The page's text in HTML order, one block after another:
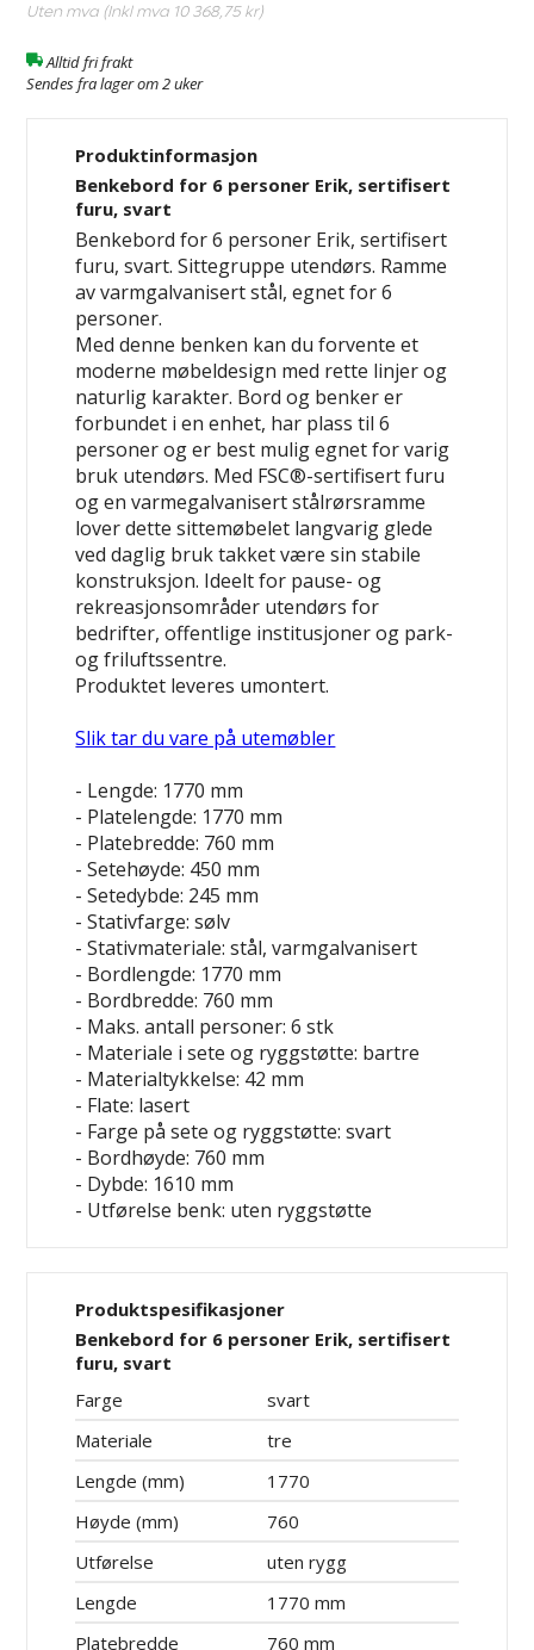
Uten mva (Inkl mva 10 368,75 kr)
Alltid fri frakt
Sendes fra lager om 2 uker
Produktinformasjon
Benkebord for 6 personer Erik, sertifisert
furu, svart
Benkebord for 6 personer Erik, sertifisert
furu, svart. Sittegruppe utendørs. Ramme
av varmgalvanisert stål, egnet for 6
personer.
Med denne benken kan du forvente et
moderne møbeldesign med rette linjer og
naturlig karakter. Bord og benker er
forbundet i en enhet, har plass til 6
personer og er best mulig egnet for varig
bruk utendørs. Med FSC®-sertifisert furu
og en varmegalvanisert stålrørsramme
lover dette sittemøbelet langvarig glede
ved daglig bruk takket være sin stabile
konstruksjon. Ideelt for pause- og
rekreasjonsområder utendørs for
bedrifter, offentlige institusjoner og park-
og friluftssentre.
Produktet leveres umontert.
Slik tar du vare på utemøbler
- Lengde: 1770 mm
- Platelengde: 1770 mm
- Platebredde: 760 mm
- Setehøyde: 450 mm
- Setedybde: 245 mm
- Stativfarge: sølv
- Stativmateriale: stål, varmgalvanisert
- Bordlengde: 1770 mm
- Bordbredde: 760 mm
- Maks. antall personer: 6 stk
- Materiale i sete og ryggstøtte: bartre
- Materialtykkelse: 42 mm
- Flate: lasert
- Farge på sete og ryggstøtte: svart
- Bordhøyde: 760 mm
- Dybde: 1610 mm
- Utførelse benk: uten ryggstøtte
Produktspesifikasjoner
Benkebord for 6 personer Erik, sertifisert
furu, svart
Farge
svart
Materiale
tre
Lengde (mm)
1770
Høyde (mm)
760
Utførelse
uten rygg
Lengde
1770 mm
Platebredde
760 mm